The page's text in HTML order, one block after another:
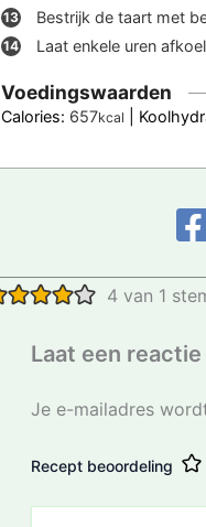
Bestrijk de taart met
Laat enkele uren
Voedingswaarden
Calories: 657kcal
4 van 1
Laat een
Je e-mailadres
Recept beoordeling